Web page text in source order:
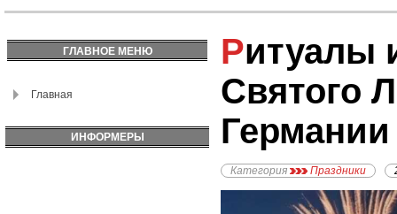
ГЛАВНОЕ МЕНЮ
Главная
ИНФОРМЕРЫ
Ритуалы и обычаи
Святого
Германии
Категория Праздники